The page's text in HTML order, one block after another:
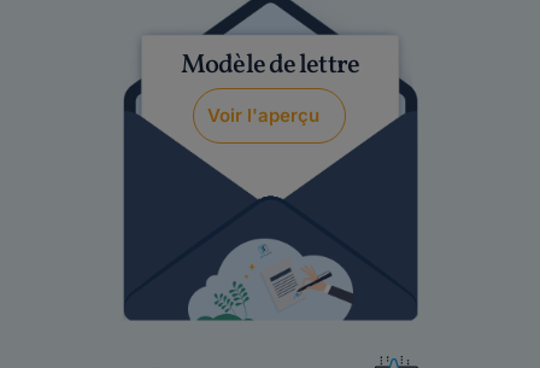
Modèle de lettre
Voir l'aperçu